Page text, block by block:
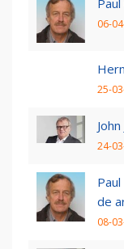
06-
25-
24-
de
08-